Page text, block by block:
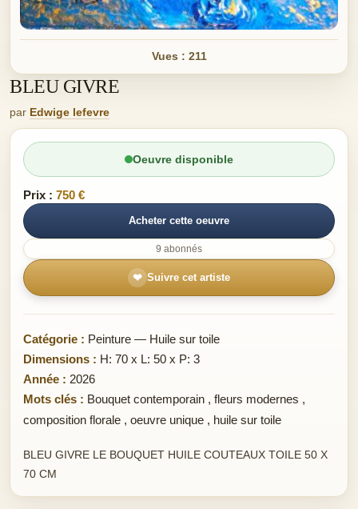
Vues : 211
BLEU GIVRE
par Edwige lefevre
Oeuvre disponible
Prix : 750 €
Acheter cette oeuvre
9 abonnés
❤ Suivre cet artiste
Catégorie : Peinture — Huile sur toile
Dimensions : H: 70 x L: 50 x P: 3
Année : 2026
Mots clés : Bouquet contemporain , fleurs modernes ,
composition florale , oeuvre unique , huile sur toile
BLEU GIVRE LE BOUQUET HUILE COUTEAUX TOILE 50 X
70 CM